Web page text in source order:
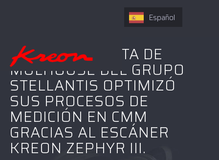
CÓMO LA PLANTA DE
MULHOUSE DEL GRUPO
STELLANTIS OPTIMIZÓ
SUS PROCESOS DE
MEDICIÓN EN CMM
GRACIAS AL ESCÁNER
KREON ZEPHYR III.
Español